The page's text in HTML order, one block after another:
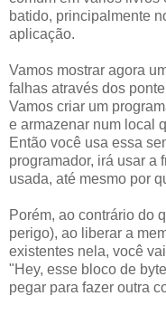
batido, principalmente
aplicação.
Vamos mostrar agora
falhas através dos
Vamos criar um
e armazenar num local
Então você usa essa
programador, irá usar a
usada, até mesmo por
Porém, ao contrário do
perigo), ao liberar a
existentes nela, você
"Hey, esse bloco de
pegar para fazer outra